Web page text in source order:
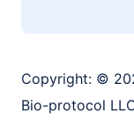
Copyright: ©
Bio-protocol